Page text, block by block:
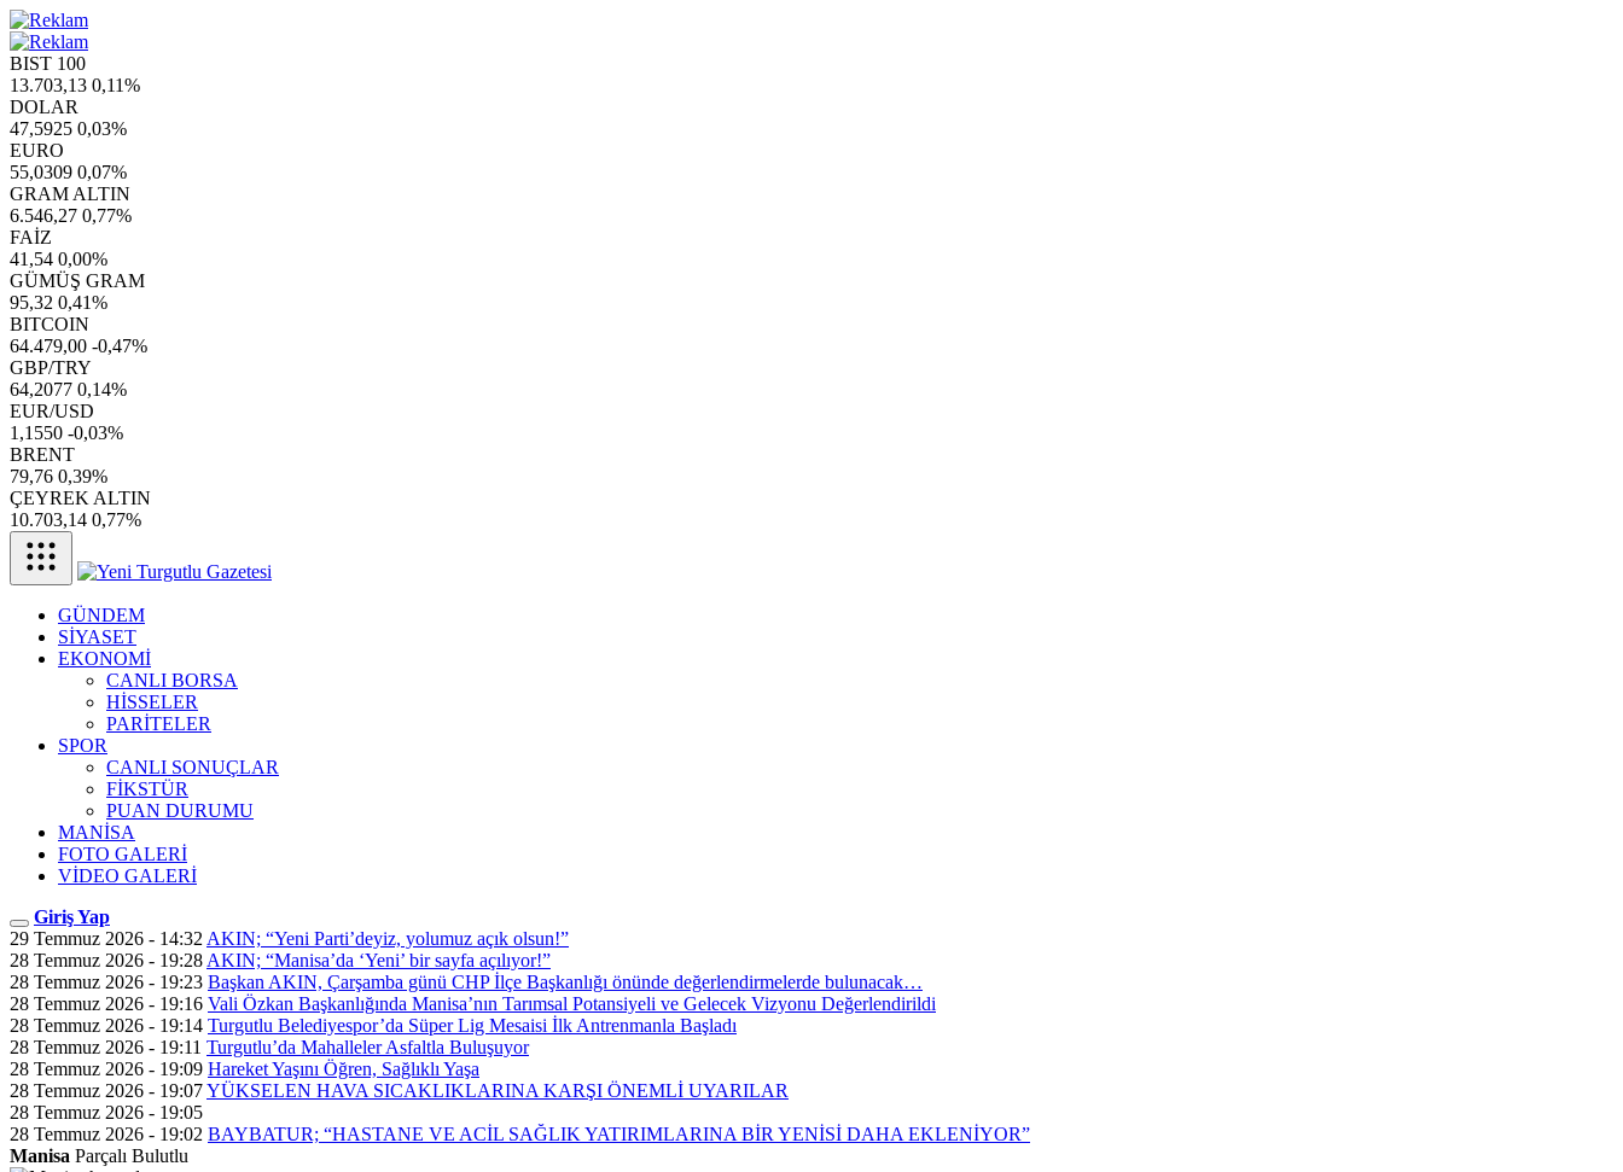
BIST 100
13.703,13 0,11%
DOLAR
47,5925 0,03%
EURO
55,0309 0,07%
GRAM ALTIN
6.546,27 0,77%
FAİZ
41,54 0,00%
GÜMÜŞ GRAM
95,32 0,41%
BITCOIN
64.479,00 -0,47%
GBP/TRY
64,2077 0,14%
EUR/USD
1,1550 -0,03%
BRENT
79,76 0,39%
ÇEYREK ALTIN
10.703,14 0,77%
GÜNDEM
SİYASET
EKONOMİ
CANLI BORSA
HİSSELER
PARİTELER
SPOR
CANLI SONUÇLAR
FİKSTÜR
PUAN DURUMU
MANİSA
FOTO GALERİ
VİDEO GALERİ
Giriş Yap
29 Temmuz 2026 - 14:32 AKIN; “Yeni Parti’deyiz, yolumuz açık olsun!”
28 Temmuz 2026 - 19:28 AKIN; “Manisa’da ‘Yeni’ bir sayfa açılıyor!”
28 Temmuz 2026 - 19:23 Başkan AKIN, Çarşamba günü CHP İlçe Başkanlığı önünde değerlendirmelerde bulunacak…
28 Temmuz 2026 - 19:16 Vali Özkan Başkanlığında Manisa’nın Tarımsal Potansiyeli ve Gelecek Vizyonu Değerlendirildi
28 Temmuz 2026 - 19:14 Turgutlu Belediyespor’da Süper Lig Mesaisi İlk Antrenmanla Başladı
28 Temmuz 2026 - 19:11 Turgutlu’da Mahalleler Asfaltla Buluşuyor
28 Temmuz 2026 - 19:09 Hareket Yaşını Öğren, Sağlıklı Yaşa
28 Temmuz 2026 - 19:07YÜKSELEN HAVA SICAKLIKLARINA KARŞI ÖNEMLİ UYARILAR
28 Temmuz 2026 - 19:05
28 Temmuz 2026 - 19:02 BAYBATUR; “HASTANE VE ACİL SAĞLIK YATIRIMLARINA BİR YENİSİ DAHA EKLENİYOR”
Manisa Parçalı Bulutlu